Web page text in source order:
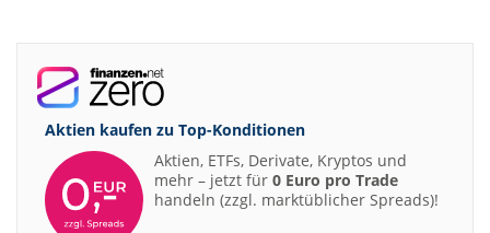
Aktien kaufen zu Top-Konditionen
Aktien, ETFs, Derivate, Kryptos und
mehr – jetzt für 0 Euro pro Trade
handeln (zzgl. marktüblicher Spreads)!